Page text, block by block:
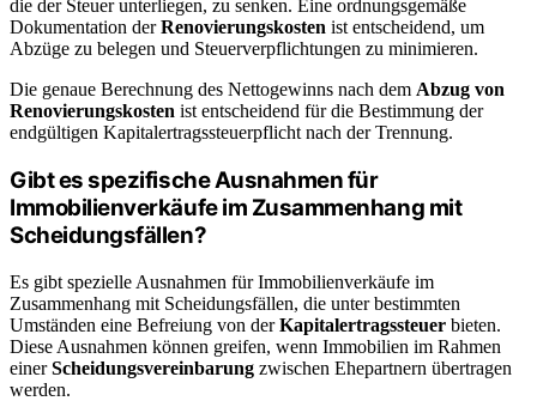
die der Steuer unterliegen, zu senken. Eine ordnungsgemäße
Dokumentation derRenovierungskosten ist entscheidend, um
Abzüge zu belegen und Steuerverpflichtungen zu minimieren.
Die genaue Berechnung des Nettogewinns nach dem Abzug von
Renovierungskosten ist entscheidend für die Bestimmung der
endgültigen Kapitalertragssteuerpflicht nach der Trennung.
Gibt es spezifische Ausnahmen für
Immobilienverkäufe im Zusammenhang mit
Scheidungsfällen?
Es gibt spezielle Ausnahmen für Immobilienverkäufe im
Zusammenhang mit Scheidungsfällen, die unter bestimmten
Umständen eine Befreiung von derKapitalertragssteuer bieten.
Diese Ausnahmen können greifen, wenn Immobilien im Rahmen
einerScheidungsvereinbarung zwischen Ehepartnern übertragen
werden.